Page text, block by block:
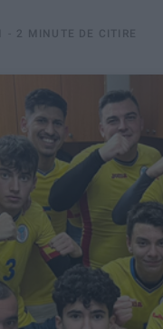
2 MINUTE DE CITIRE